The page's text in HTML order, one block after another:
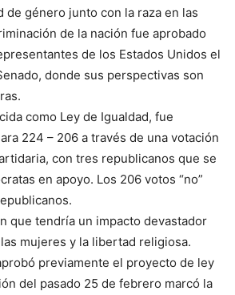
de género junto con la raza en las
de la nación fue aprobado
de los Estados Unidos el
donde sus perspectivas son
como Ley de Igualdad, fue
224 – 206 a través de una votación
con tres republicanos que se
en apoyo. Los 206 votos “no”
que tendría un impacto devastador
mujeres y la libertad religiosa.
previamente el proyecto de ley
del pasado 25 de febrero marcó la